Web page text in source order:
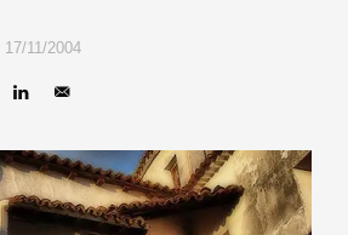
17/11/2004